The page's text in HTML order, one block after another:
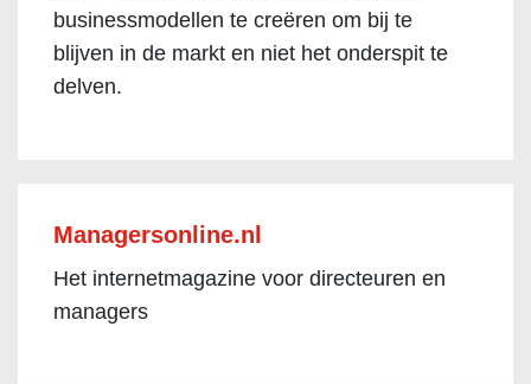
businessmodellen te creëren om bij te
blijven in de markt en niet het onderspit te
delven.
Managersonline.nl
Het internetmagazine voor directeuren en
managers